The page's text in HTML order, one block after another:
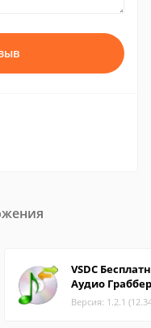
VSDC
Аудио Граббер
Версия: 1.2.1